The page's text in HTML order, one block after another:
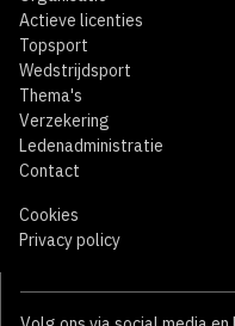
Actieve licenties
Topsport
Wedstrijdsport
Thema's
Verzekering
Ledenadministratie
Contact
Cookies
Privacy policy